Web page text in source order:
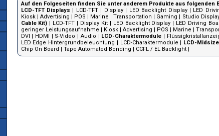
Auf den Folgeseiten finden Sie unter anderem Produkte aus folgenden
LCD-TFT Displays | LCD-TFT | Display| LED Backlight Display | LED
Kiosk| Advertising | POS | Marine |Transportation | Gaming | Studio
Cable Kit) | LCD-TFT | Display Kit| LED Backlight Display | LED Driving
geringer Leistungsaufnahme | Kiosk| Advertising | POS | Marine |
DVI | HDMI | S-Video | Audio | LCD-Charaktermodule |
LED Edge Hintergrundbeleuchtung | LCD-Charaktermodule | LCD-
Chip On Board | Tape Automated Bonding | CCFL / EL Backlight|